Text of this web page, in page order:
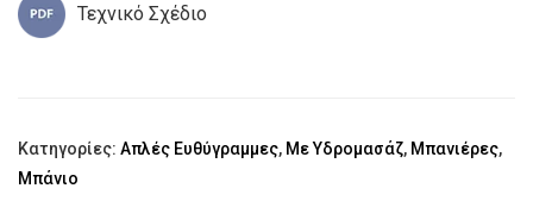
Τεχνικό Σχέδιο
Κατηγορίες: Απλές Ευθύγραμμες, Με Υδρομασάζ, Μπανιέρες,
Μπάνιο